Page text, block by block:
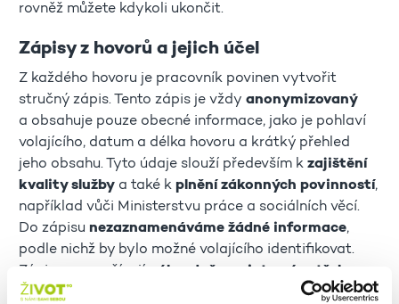
rovněž můžete kdykoli ukončit.
Zápisy z hovorů a jejich účel
Z každého hovoru je pracovník povinen vytvořit
stručný zápis. Tento zápis je vždy anonymizovaný
a obsahuje pouze obecné informace, jako je pohlaví
volajícího, datum a délka hovoru a krátký přehled
jeho obsahu. Tyto údaje slouží především k zajištění
kvality služby a také k plnění zákonných povinností,
například vůči Ministerstvu práce a sociálních věcí.
Do zápisu nezaznamenáváme žádné informace,
podle nichž by bylo možné volajícího identifikovat.
Zápisy se používají
výhradně pro interní potřeby
služby Senior telefon
. Záznamy ukládáme do